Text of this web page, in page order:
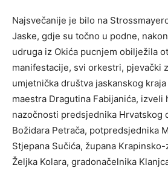
Najsvečanije je bilo na
Jaske, gdje su točno u podne,
udruga iz Okića pucnjem obilježila
manifestacije, svi orkestri, pjevački
umjetnička društva jaskanskog
maestra Dragutina Fabijanića, izveli
nazočnosti predsjednika Hrvatskog
Božidara Petrača, potpredsjednika
Stjepana Sučića, župana
Željka Kolara, gradonačelnika